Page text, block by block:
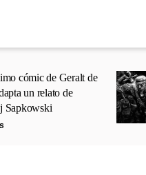
cómic de Geralt de
un relato de
Sapkowski